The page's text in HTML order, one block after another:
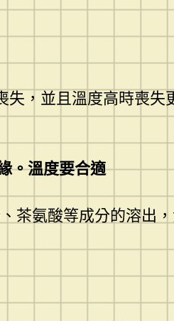
，並且溫度高時喪失
。溫度要合適
茶氨酸等成分的溶出